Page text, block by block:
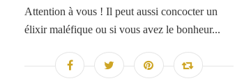
Attention à vous ! Il peut aussi concocter un
élixir maléfique ou si vous avez le bonheur...